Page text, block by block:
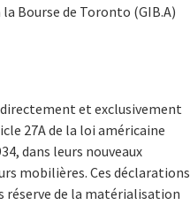
Bourse de Toronto (GIB.A)
directement et exclusivement
27A de la loi américaine
dans leurs nouveaux
mobilières. Ces déclarations
de la matérialisation